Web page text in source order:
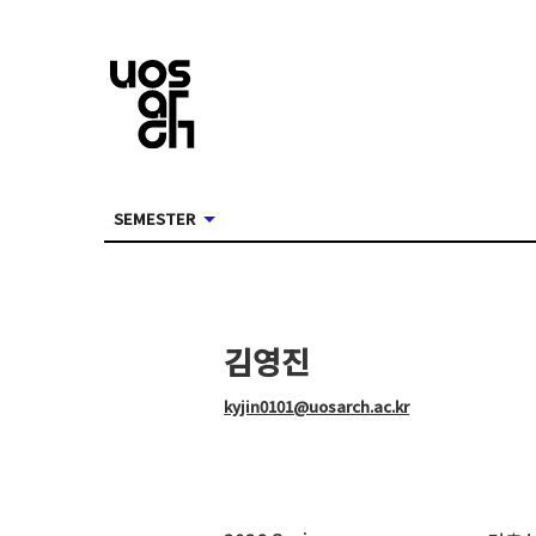
SEMESTER
김영진
kyjin0101@uosarch.ac.kr